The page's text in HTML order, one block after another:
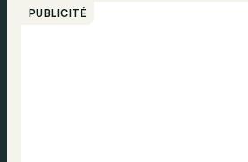
PUBLICITÉ